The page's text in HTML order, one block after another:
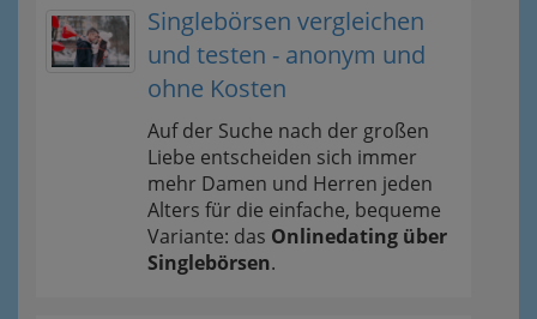
Singlebörsen vergleichen
und testen - anonym und
ohne Kosten
Auf der Suche nach der großen
Liebe entscheiden sich immer
mehr Damen und Herren jeden
Alters für die einfache, bequeme
Variante: das Onlinedating über
Singlebörsen.